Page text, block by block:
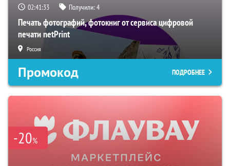
02:41:32 Получили:4
Печать фотографий, фотокниг от сервиса цифровой
печати netPrint
Россия
Промокод ПОДРОБНЕЕ
-20%